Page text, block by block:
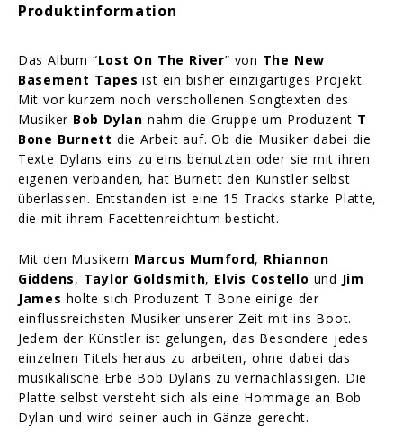
Produktinformation
Das Album “Lost On The River” von The New
Basement Tapes ist ein bisher einzigartiges Projekt.
Mit vor kurzem noch verschollenen Songtexten des
Musiker Bob Dylan nahm die Gruppe um Produzent T
Bone Burnett die Arbeit auf. Ob die Musiker dabei die
Texte Dylans eins zu eins benutzten oder sie mit ihren
eigenen verbanden, hat Burnett den Künstler selbst
überlassen. Entstanden ist eine 15 Tracks starke Platte,
die mit ihrem Facettenreichtum besticht.
Mit den Musikern Marcus Mumford, Rhiannon
Giddens, Taylor Goldsmith, Elvis Costello und Jim
James holte sich Produzent T Bone einige der
einflussreichsten Musiker unserer Zeit mit ins Boot.
Jedem der Künstler ist gelungen, das Besondere jedes
einzelnen Titels heraus zu arbeiten, ohne dabei das
musikalische Erbe Bob Dylans zu vernachlässigen. Die
Platte selbst versteht sich als eine Hommage an Bob
Dylan und wird seiner auch in Gänze gerecht.